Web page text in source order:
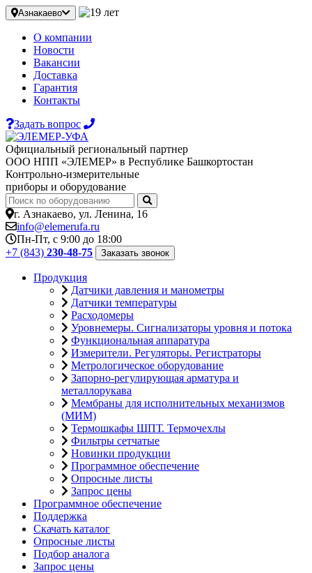
Азнакаево
О компании
Новости
Вакансии
Доставка
Гарантия
Контакты
Задать вопрос
Официальный региональный партнер
ООО НПП «ЭЛЕМЕР» в Республике Башкортостан
Контрольно-измерительные
приборы и оборудование
г. Азнакаево, ул. Ленина, 16
info@elemerufa.ru
Пн-Пт, с 9:00 до 18:00
+7 (843) 230-48-75 Заказать звонок
Продукция
Датчики давления и манометры
Датчики температуры
Расходомеры
Уровнемеры. Сигнализаторы уровня и потока
Функциональная аппаратура
Измерители. Регуляторы. Регистраторы
Метрологическое оборудование
Запорно-регулирующая арматура и
металлорукава
Мембраны для исполнительных механизмов
(МИМ)
Термошкафы ШПТ. Термочехлы
Фильтры сетчатые
Новинки продукции
Программное обеспечение
Опросные листы
Запрос цены
Программное обеспечение
Поддержка
Скачать каталог
Опросные листы
Подбор аналога
Запрос цены